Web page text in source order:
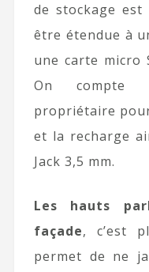
de stockage
être étendue à
une carte micro
On compte
propriétaire
et la recharge
Jack 3,5 mm.
Les hauts
façade, c’est
permet de ne